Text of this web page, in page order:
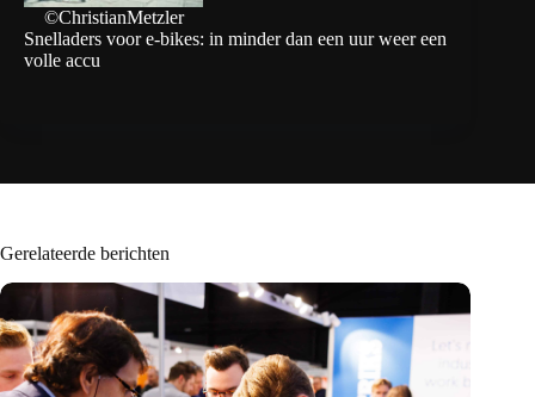
©ChristianMetzler
Snelladers voor e-bikes: in minder dan een uur weer een
volle accu
Gerelateerde berichten